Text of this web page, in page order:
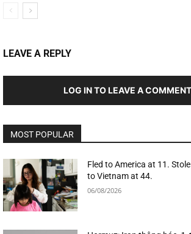
LEAVE A REPLY
LOG IN TO LEAVE A COMMENT
MOST POPULAR
Fled to America at 11.
to Vietnam at 44.
06/08/2026